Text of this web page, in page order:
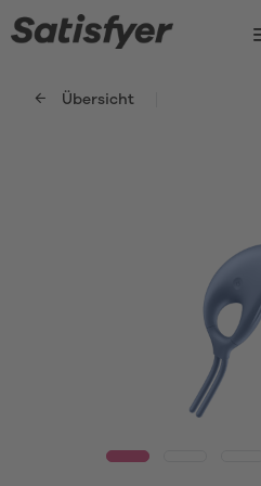
Übersicht